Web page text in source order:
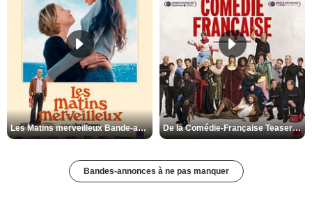
Les Matins merveilleux Bande-annonce VF De la Comédie-Française Teaser VF
Bandes-annonces à ne pas manquer